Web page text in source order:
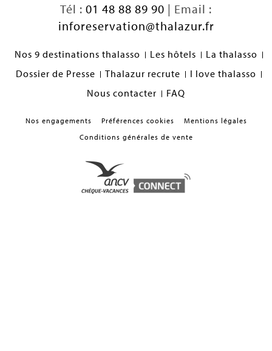
Tél : 01 48 88 89 90 | Email :
inforeservation@thalazur.fr
Nos 9 destinations thalasso Les hôtels
La thalasso
Dossier de Presse
Thalazur recrute
I love thalasso
Nous contacter
FAQ
Nos engagements Préférences cookies
Mentions légales
Conditions générales de vente